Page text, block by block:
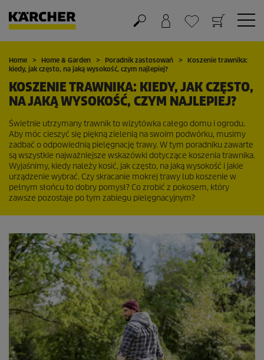
Koszyk
Lista życzeń
Home Home & Garden Poradnik zastosowań
Koszenie trawnika:
kiedy, jak często, na jaką wysokość, czym najlepiej?
KOSZENIE TRAWNIKA: KIEDY, JAK CZĘSTO,
NA JAKĄ WYSOKOŚĆ, CZYM NAJLEPIEJ?
Świetnie utrzymany trawnik to wizytówka całego domu i ogrodu.
Aby móc cieszyć się piękną zielenią na swoim podwórku, musimy
zadbać o odpowiednią pielęgnację trawy. W tym poradniku zawarte
są wszystkie najważniejsze wskazówki dotyczące koszenia trawnika.
Wyjaśnimy, kiedy należy kosić, jak często, na jaką wysokość i jakie
urządzenie wybrać. Czy skracanie mokrej trawy lub koszenie w
pełnym słońcu to dobry pomysł? Co zrobić z pokosem, który
zawsze pozostaje po tym zabiegu pielęgnacyjnym?